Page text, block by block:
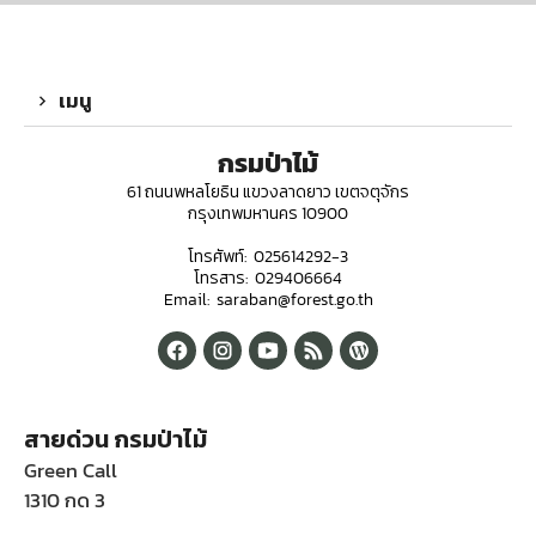
เมนู
กรมป่าไม้
61 ถนนพหลโยธิน แขวงลาดยาว เขตจตุจักร
กรุงเทพมหานคร 10900
โทรศัพท์: 025614292-3
โทรสาร: 029406664
Email: saraban@forest.go.th
สายด่วน กรมป่าไม้
Green Call
1310 กด 3